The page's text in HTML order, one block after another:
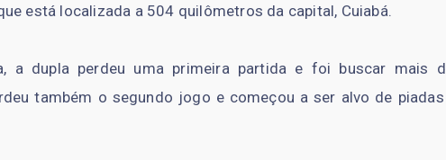
está localizada a 504 quilômetros da capital, Cuiabá.
a dupla perdeu uma primeira partida e foi buscar mais
também o segundo jogo e começou a ser alvo de